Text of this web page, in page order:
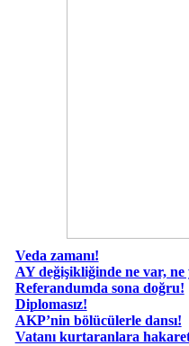
Veda zamanı!
AY değişikliğinde ne var, ne
Referandumda sona doğru!
Diplomasız!
AKP’nin bölücülerle dansı!
Vatanı kurtaranlara